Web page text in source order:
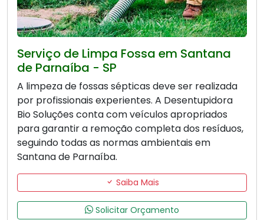
Serviço de Limpa Fossa em Santana
de Parnaíba - SP
A limpeza de fossas sépticas deve ser realizada
por profissionais experientes. A Desentupidora
Bio Soluções conta com veículos apropriados
para garantir a remoção completa dos resíduos,
seguindo todas as normas ambientais em
Santana de Parnaíba.
Saiba Mais
Solicitar Orçamento